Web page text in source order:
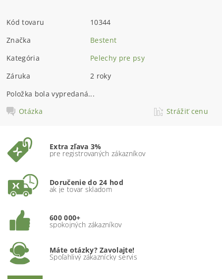
Kód tovaru
10344
Značka
Bestent
Kategória
Pelechy pre psy
Záruka
2 roky
Položka bola vypredaná...
Otázka
Strážiť cenu
Extra zľava 3%
pre registrovaných zákazníkov
Doručenie do 24 hod
ak je tovar skladom
600 000+
spokojných zákazníkov
Máte otázky? Zavolajte!
Spoľahlivý zákaznícky servis